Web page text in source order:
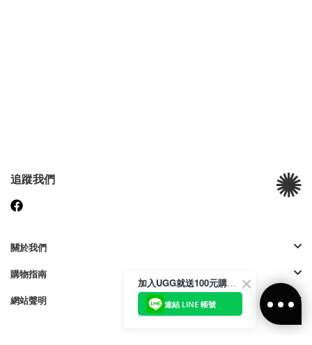
追蹤我們
關於我們
購物指南
網站聲明
加入UGG就送100元購物金
連結 LINE 帳號